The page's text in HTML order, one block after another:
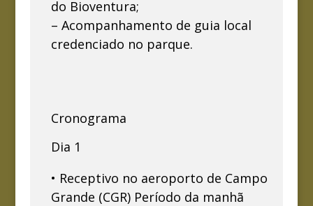
do Bioventura;
– Acompanhamento de guia local
credenciado no parque.
Cronograma
Dia 1
• Receptivo no aeroporto de Campo
Grande (CGR) Período da manhã